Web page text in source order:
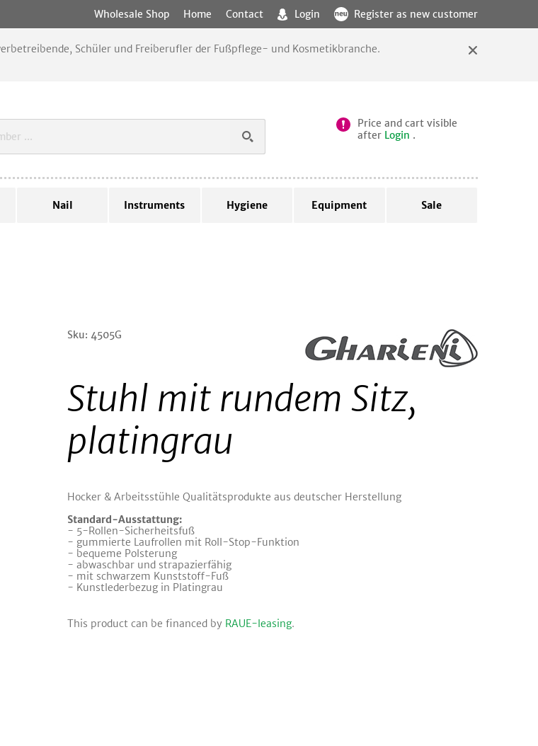
Wholesale Shop Home Contact Login Register as new customer
Schüler und Freiberufler der Fußpflege- und Kosmetikbranche.
Price and cart visible
after Login .
Nail Instruments Hygiene Equipment Sale
Sku: 4505G
Stuhl mit rundem Sitz,
platingrau
Hocker & Arbeitsstühle Qualitätsprodukte aus deutscher Herstellung
Standard-Ausstattung:
- 5-Rollen-Sicherheitsfuß
- gummierte Laufrollen mit Roll-Stop-Funktion
- bequeme Polsterung
- abwaschbar und strapazierfähig
- mit schwarzem Kunststoff-Fuß
- Kunstlederbezug in Platingrau
This product can be financed by RAUE-leasing.